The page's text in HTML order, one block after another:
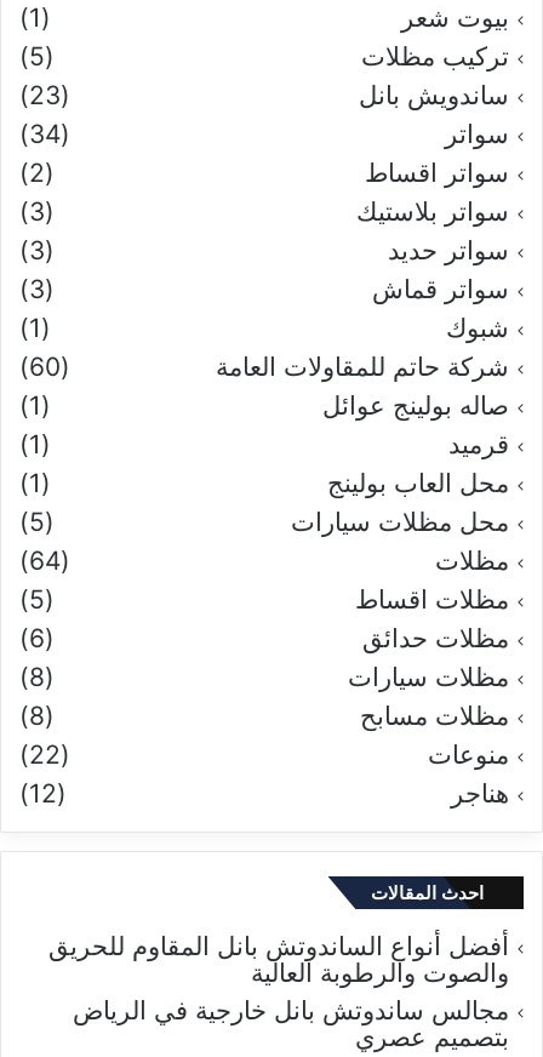
بيوت شعر
(1)
تركيب مظلات
(5)
ساندويش بانل
(23)
سواتر
(34)
سواتر اقساط
(2)
سواتر بلاستيك
(3)
سواتر حديد
(3)
سواتر قماش
(3)
شبوك
(1)
شركة حاتم للمقاولات العامة
(60)
صاله بولينج عوائل
(1)
قرميد
(1)
محل العاب بولينج
(1)
محل مظلات سيارات
(5)
مظلات
(64)
مظلات اقساط
(5)
مظلات حدائق
(6)
مظلات سيارات
(8)
مظلات مسابح
(8)
منوعات
(22)
هناجر
(12)
احدث المقالات
أفضل أنواع الساندوتش بانل المقاوم للحريق
والصوت والرطوبة العالية
مجالس ساندوتش بانل خارجية في الرياض
بتصميم عصري